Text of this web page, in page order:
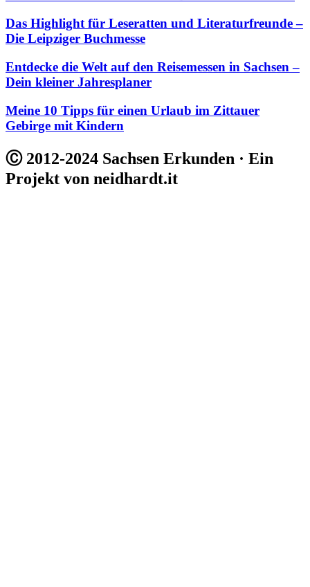
Das Highlight für Leseratten und Literaturfreunde –
Die Leipziger Buchmesse
Entdecke die Welt auf den Reisemessen in Sachsen –
Dein kleiner Jahresplaner
Meine 10 Tipps für einen Urlaub im Zittauer
Gebirge mit Kindern
Ⓒ 2012-2024 Sachsen Erkunden · Ein
Projekt von neidhardt.it